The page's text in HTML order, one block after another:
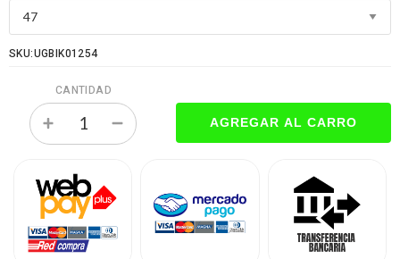
SKU:UGBIK01254
CANTIDAD